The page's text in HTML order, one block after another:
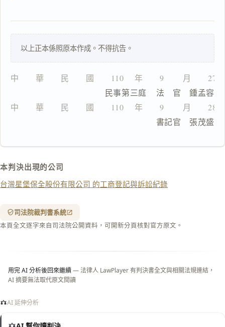
以上正本係照原本作成。不得抗告。
中　　華　　民　　國　　110 　年　　9 　　月　　27
                  民事第三庭    法　官　鍾孟容
中　　華　　民　　國　　110 　年　　9 　　月　　28
                                書記官　張茂盛
本判決出現的公司
台灣星堡保全股份有限公司 的工商登記與訴訟紀錄
司法院裁判書系統
本頁全文逐字來自司法院公開資料，可開新分頁核對官方原文。
用完 AI 分析後回來繼續— 法律人 LawPlayer 有判決書全文與相關法規連結，
AI 摘要無法取代原文閱讀
AI 延伸分析
複
全
文